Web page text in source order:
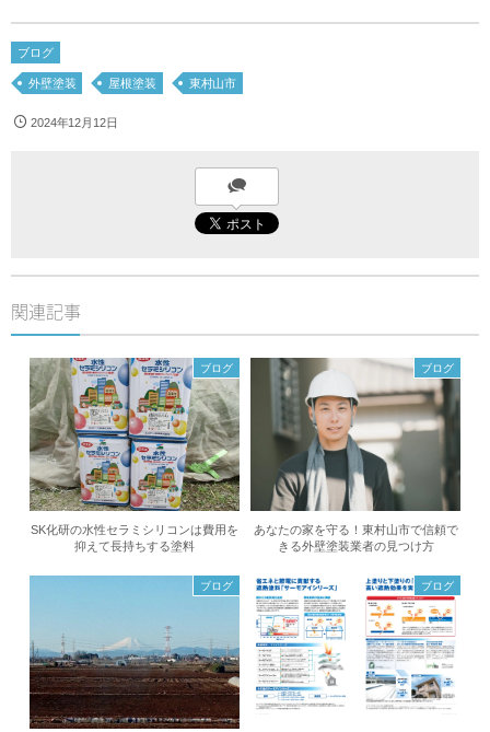
ブログ
外壁塗装 屋根塗装 東村山市
2024年12月12日
関連記事
ブログ
SK化研の水性セラミシリコンは費用を
抑えて長持ちする塗料
ブログ
あなたの家を守る！東村山市で信頼で
きる外壁塗装業者の見つけ方
ブログ ブログ